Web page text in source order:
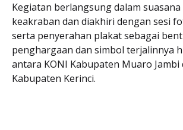
Kegiatan berlangsung dalam
keakraban dan diakhiri dengan sesi
serta penyerahan plakat sebagai
penghargaan dan simbol terjalinnya
antara KONI Kabupaten Muaro Jambi
Kabupaten Kerinci.